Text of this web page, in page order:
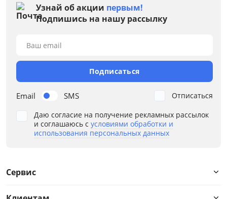
Серый
Коричневый
Желтый
Размер
Ширина, см
от
Узнай об акции первым!
Подпишись на нашу рассылку
Email SMS
Ваш email
Подписаться
Даю согласие на получение рекламных рассылок
и соглашаюсь с условиями обработки и
использования персональных данных
Отписаться
Сервис